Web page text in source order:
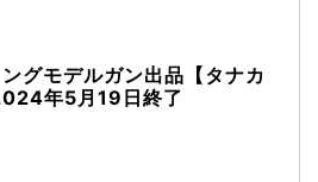
グモデルガン出品【タナカ
年5月19日終了